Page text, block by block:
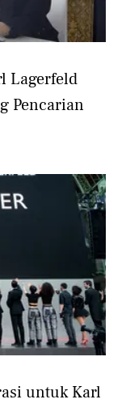
Lagerfeld
Pencarian
untuk Karl